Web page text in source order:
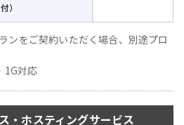
）
ンをご契約いただく場合、別途プロ
1G対応
・ホスティングサービス